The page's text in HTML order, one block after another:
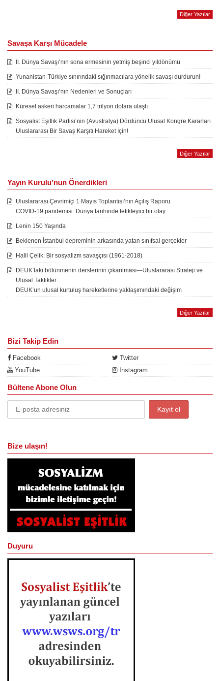
Diğer Yazılar
Savaşa Karşı Mücadele
II. Dünya Savaşı’nın sona ermesinin yetmiş beşinci yıldönümü
Yunanistan-Türkiye sınırındaki sığınmacılara yönelik savaşı durdurun!
II. Dünya Savaşı’nın Nedenleri ve Sonuçları
Küresel askeri harcamalar 1,7 trilyon dolara ulaştı
Sosyalist Eşitlik Partisi’nin (Avustralya) Dördüncü Ulusal Kongre Kararları
Uluslararası Bir Savaş Karşıtı Hareket İçin!
Diğer Yazılar
Yayın Kurulu’nun Önerdikleri
Uluslararası Çevrimiçi 1 Mayıs Toplantısı’nın Açılış Raporu
COVID-19 pandemisi: Dünya tarihinde tetikleyici bir olay
Lenin 150 Yaşında
Beklenen İstanbul depreminin arkasında yatan sınıfsal gerçekler
Halil Çelik: Bir sosyalizm savaşçısı (1961-2018)
DEUK’taki bölünmenin derslerinin çıkarılması—Uluslararası Strateji ve
Ulusal Taktikler:
DEUK’un ulusal kurtuluş hareketlerine yaklaşımındaki değişim
Diğer Yazılar
Bizi Takip Edin
Facebook
Twitter
YouTube
Instagram
Bültene Abone Olun
Bize ulaşın!
Duyuru